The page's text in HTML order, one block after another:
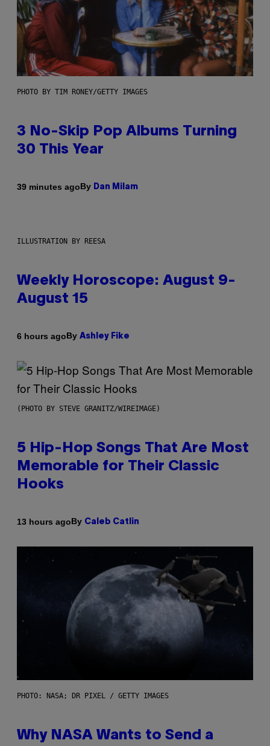
PHOTO BY TIM RONEY/GETTY IMAGES
3 No-Skip Pop Albums Turning
30 This Year
39 minutes agoBy Dan Milam
ILLUSTRATION BY REESA
Weekly Horoscope: August 9-
August 15
6 hours agoBy Ashley Fike
(PHOTO BY STEVE GRANITZ/WIREIMAGE)
5 Hip-Hop Songs That Are Most
Memorable for Their Classic
Hooks
13 hours agoBy Caleb Catlin
PHOTO: NASA; DR PIXEL / GETTY IMAGES
Why NASA Wants to Send a